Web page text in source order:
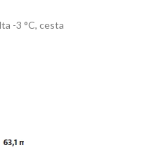
-3 °C, cesta